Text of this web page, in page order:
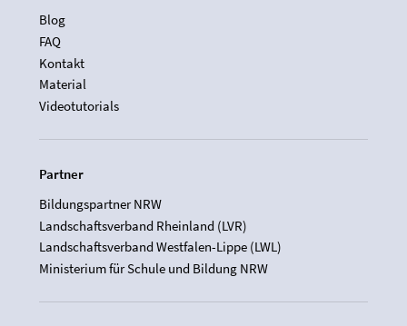
Blog
FAQ
Kontakt
Material
Videotutorials
Partner
Bildungspartner NRW
Landschaftsverband Rheinland (LVR)
Landschaftsverband Westfalen-Lippe (LWL)
Ministerium für Schule und Bildung NRW